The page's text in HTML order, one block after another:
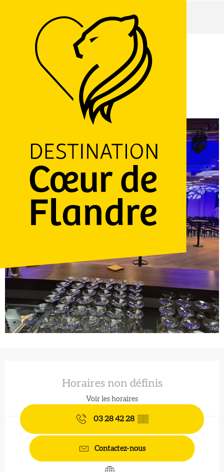
LOGO
Le clos Saint Julien
Avenue de Saint-Omer, 59190 Hazebrouck
M'y rendre
Ajouter aux favoris
Horaires non définis
Voir les horaires
03 28 42 28 ▒▒
Contactez-nous